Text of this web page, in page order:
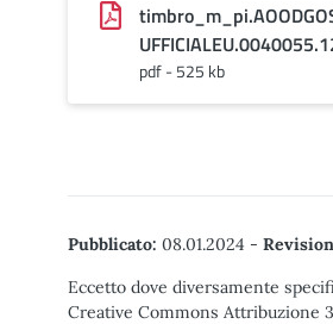
pdf - 525 kb
Pubblicato: 08.01.2024 -
Eccetto dove diversamente
Creative Commons Attribuzione